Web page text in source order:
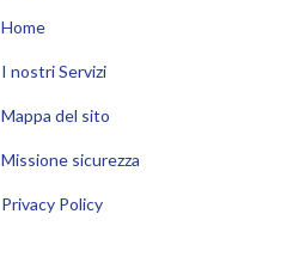
Home
I nostri Servizi
Mappa del sito
Missione sicurezza
Privacy Policy